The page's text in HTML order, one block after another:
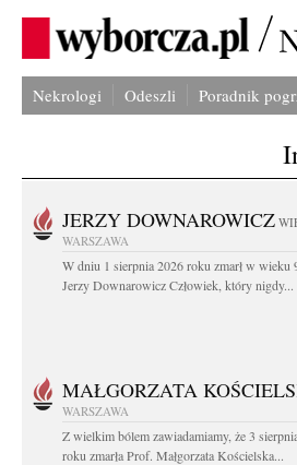
Nekrologi Odeszli Poradnik
JERZY DOWNAROWICZ
WARSZAWA
W dniu 1 sierpnia 2026 roku zmarł w wieku
Jerzy Downarowicz Człowiek, który nigdy...
MAŁGORZATA
WARSZAWA
Z wielkim bólem zawiadamiamy, że 3
roku zmarła Prof. Małgorzata Kościelska...